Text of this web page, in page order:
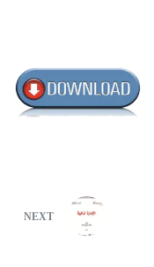
NEXT